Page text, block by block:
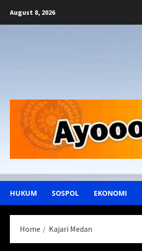
August 8, 2026
HUKUM SOSPOL EKONOMI
Home Kajari Medan